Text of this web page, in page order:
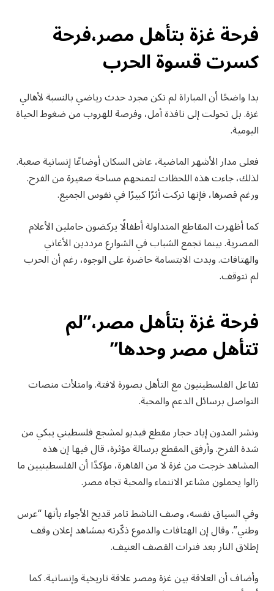
فرحة غزة بتأهل مصر،فرحة
كسرت قسوة الحرب
بدا واضحًا أن المباراة لم تكن مجرد حدث رياضي بالنسبة لأهالي
غزة. بل تحولت إلى نافذة أمل، وفرصة للهروب من ضغوط الحياة
اليومية.
فعلى مدار الأشهر الماضية، عاش السكان أوضاعًا إنسانية صعبة.
لذلك، جاءت هذه اللحظات لتمنحهم مساحة صغيرة من الفرح.
ورغم قصرها، فإنها تركت أثرًا كبيرًا في نفوس الجميع.
كما أظهرت المقاطع المتداولة أطفالًا يركضون حاملين الأعلام
المصرية. بينما تجمع الشباب في الشوارع مرددين الأغاني
والهتافات. وبدت الابتسامة حاضرة على الوجوه، رغم أن الحرب
لم تتوقف.
فرحة غزة بتأهل مصر،”لم
تتأهل مصر وحدها”
تفاعل الفلسطينيون مع التأهل بصورة لافتة. وامتلأت منصات
التواصل برسائل الدعم والمحبة.
ونشر المدون إياد حجار مقطع فيديو لمشجع فلسطيني يبكي من
شدة الفرح. وأرفق المقطع برسالة مؤثرة، قال فيها إن هذه
المشاهد خرجت من غزة لا من القاهرة، مؤكدًا أن الفلسطينيين ما
زالوا يحملون مشاعر الانتماء والمحبة تجاه مصر.
وفي السياق نفسه، وصف الناشط تامر قديح الأجواء بأنها “عرس
وطني”. وقال إن الهتافات والدموع ذكّرته بمشاهد إعلان وقف
إطلاق النار بعد فترات القصف العنيف.
وأضاف أن العلاقة بين غزة ومصر علاقة تاريخية وإنسانية. كما